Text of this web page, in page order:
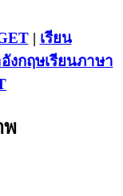
| เรียน
งกฤษเรียนภาษา
พ